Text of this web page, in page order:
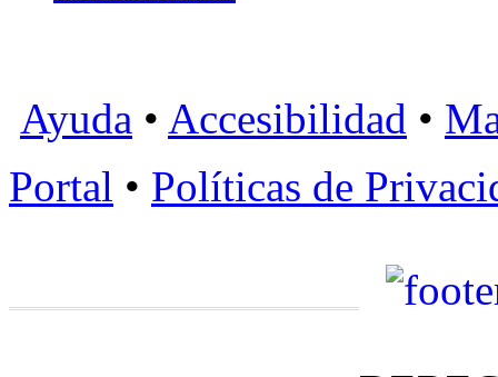
Ayuda • Accesibilidad •
Portal • Políticas de